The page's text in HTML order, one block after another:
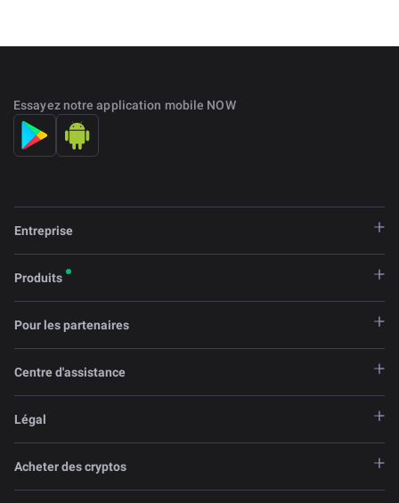
Essayez notre application mobile NOW
Entreprise
Produits
Pour les partenaires
Centre d'assistance
Légal
Acheter des cryptos